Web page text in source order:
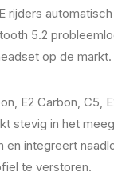
rijders
5.2
op de markt.
E2 Carbon, C5,
stevig in het
en integreert
te verstoren.